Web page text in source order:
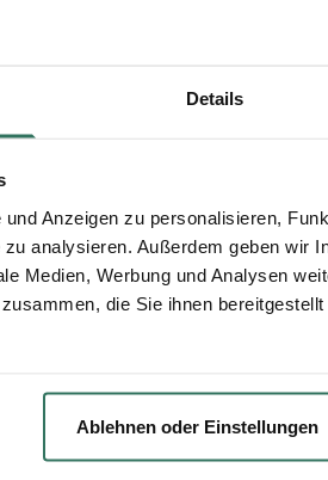
Details
Anzeigen zu personalisieren,
analysieren. Außerdem geben wir
Medien, Werbung und Analysen
die Sie ihnen
Ablehnen oder Einstellungen